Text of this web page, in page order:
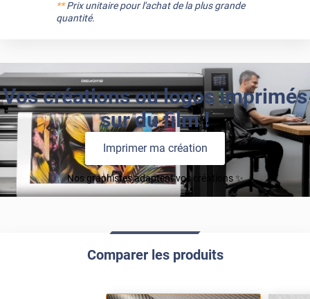
**Prix unitaire pour l'achat de la plus grande
quantité.
Vos créations ou logos imprimés
sur du film !
Imprimer ma création
Nos graphistes adaptent vos créations ✨
Comparer les produits